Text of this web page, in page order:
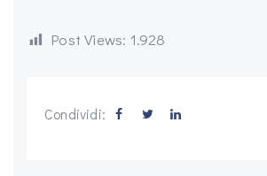
Post Views: 1.928
Condividi: